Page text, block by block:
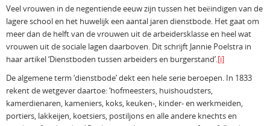
Veel vrouwen in de negentiende eeuw zijn tussen het beëindigen van de
lagere school en het huwelijk een aantal jaren dienstbode. Het gaat om
meer dan de helft van de vrouwen uit de arbeidersklasse en heel wat
vrouwen uit de sociale lagen daarboven. Dit schrijft Jannie Poelstra in
haar artikel ‘Dienstboden tussen arbeiders en burgerstand’.[i]
De algemene term ‘dienstbode’ dekt een hele serie beroepen. In 1833
rekent de wetgever daartoe: ‘hofmeesters, huishoudsters,
kamerdienaren, kameniers, koks, keuken-, kinder- en werkmeiden,
portiers, lakkeijen, koetsiers, postiljons en alle andere knechts en